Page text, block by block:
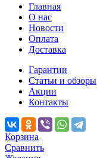
Главная
О нас
Новости
Оплата
Доставка
Гарантии
Статьи и обзоры
Акции
Контакты
Корзина
Сравнить